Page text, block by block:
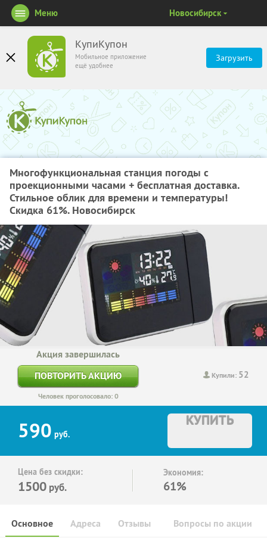
КупиКупон
Мобильное приложение
ещё удобнее
Загрузить
Меню Новосибирск
Многофункциональная станция погоды с
проекционными часами + бесплатная доставка.
Стильное облик для времени и температуры!
Скидка 61%. Новосибирск
Купили: 52
Акция завершилась
ПОВТОРИТЬ АКЦИЮ
Человек проголосовало: 0
590 руб.
КУПИТЬ
Цена без скидки:
1500 руб.
Экономия:
61%
Основное Отзывы Вопросы по акции
Адреса